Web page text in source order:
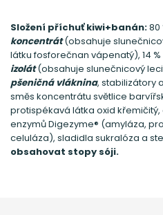
Složení příchuť kiwi+banán:80
koncentrát(obsahuje
látku fosforečnan vápenatý), 14 %
izolát(obsahuje slunečnicový
pšeničná vláknina, stabilizátory
směs koncentrátu světlice
protispékavá látka oxid
enzymů Digezyme® (amyláza,
celuláza), sladidla sukralóza a
obsahovat stopy sóji.